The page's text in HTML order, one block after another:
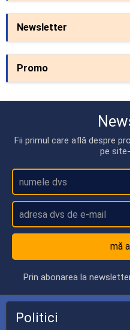
Newsletter
Promo
Fii primul care află despre
pe
mă
Prin abonarea la
Politici